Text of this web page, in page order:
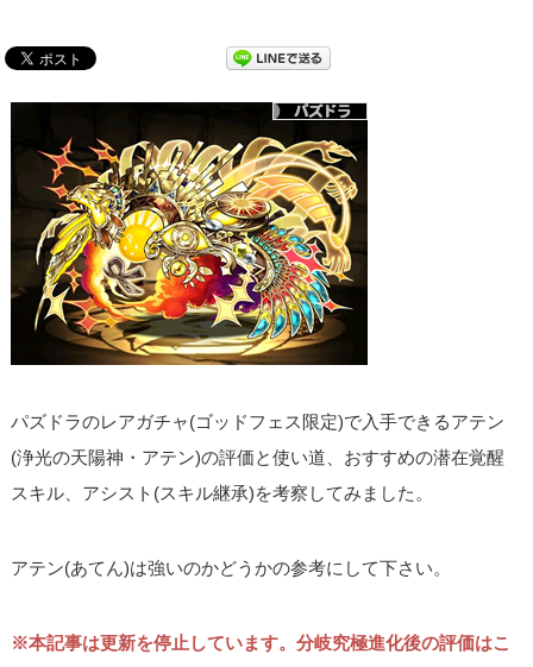
パズドラのレアガチャ(ゴッドフェス限定)で入手できるアテン
(浄光の天陽神・アテン)の評価と使い道、おすすめの潜在覚醒
スキル、アシスト(スキル継承)を考察してみました。
アテン(あてん)は強いのかどうかの参考にして下さい。
※本記事は更新を停止しています。分岐究極進化後の評価はこ